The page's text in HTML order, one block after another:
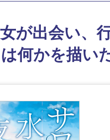
が出会い、
何かを描い